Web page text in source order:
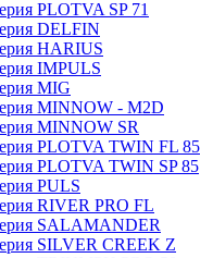
PLOTVA SP 71
DELFIN
HARIUS
IMPULS
MIG
MINNOW - M2D
MINNOW SR
PLOTVA TWIN FL 85
PLOTVA TWIN SP 85
PULS
RIVER PRO FL
SALAMANDER
SILVER CREEK Z